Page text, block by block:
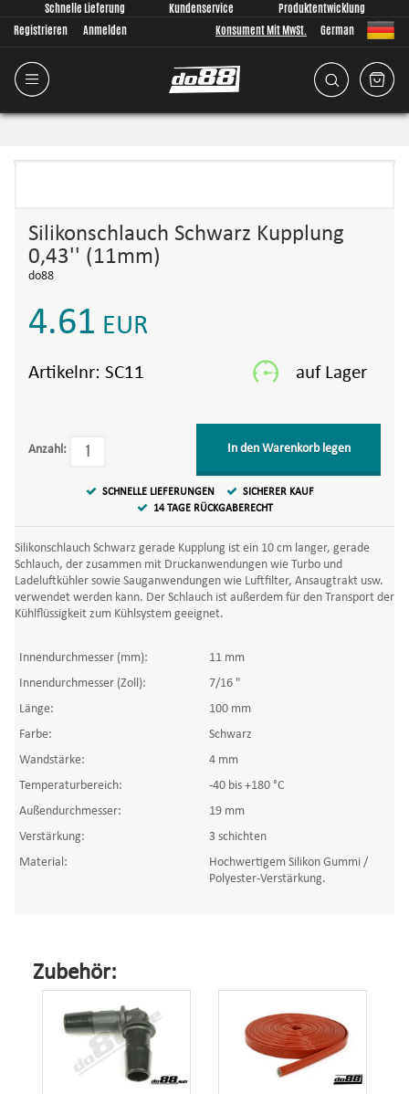
Schnelle Lieferung Kundenservice
Produktentwicklung
Registrieren
Anmelden Konsument Mit MwSt. German
Silikonschlauch Schwarz Kupplung
0,43'' (11mm)
do88
4.61 EUR
Artikelnr: SC11
Anzahl: In den Warenkorb legen
SCHNELLE LIEFERUNGEN
SICHERER KAUF
14 TAGE RÜCKGABERECHT
Silikonschlauch Schwarz gerade Kupplung ist ein 10 cm langer, gerade
Schlauch, der zusammen mit Druckanwendungen wie Turbo und
Ladeluftkühler sowie Sauganwendungen wie Luftfilter, Ansaugtrakt usw.
verwendet werden kann. Der Schlauch ist außerdem für den Transport der
Kühlflüssigkeit zum Kühlsystem geeignet.
Innendurchmesser (mm):
11 mm
Innendurchmesser (Zoll):
7/16 "
Länge:
100 mm
Farbe:
Schwarz
Wandstärke:
4 mm
Temperaturbereich:
-40 bis +180 °C
Außendurchmesser:
19 mm
Verstärkung:
3 schichten
Material:
Hochwertigem Silikon Gummi /
Polyester-Verstärkung.
Zubehör: